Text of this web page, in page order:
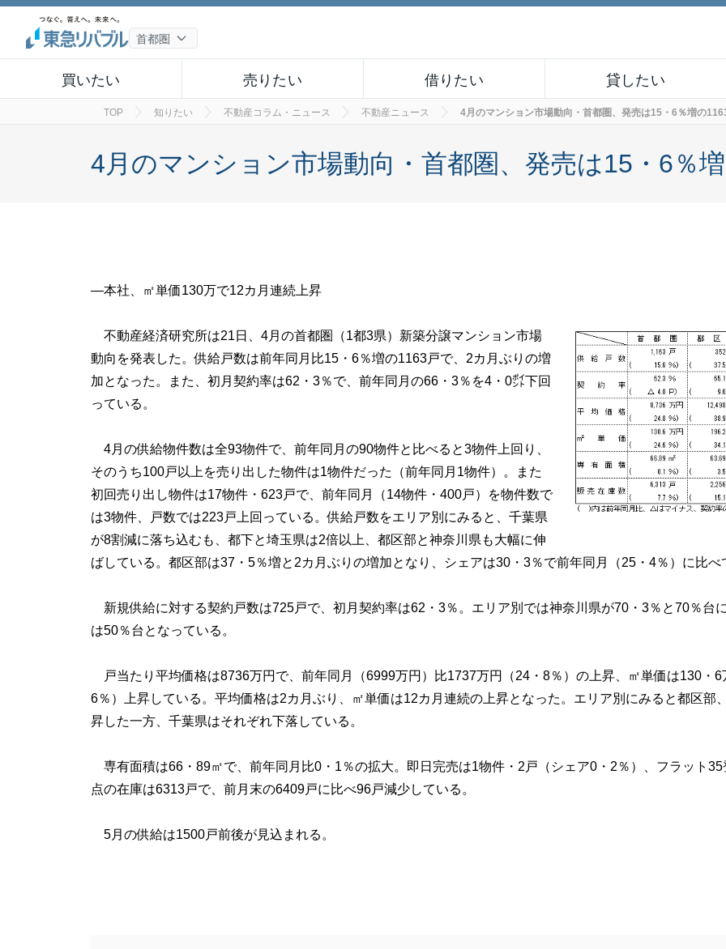
買いたい 売りたい 借りたい 貸したい
TOP 知りたい 不動産コラム・ニュース 不動産ニュース 4月のマンション市場動向・首都圏、発売は15・6％増の
4月のマンション市場動向・首都圏、発売は15・6％
―本社、㎡単価130万で12カ月連続上昇
不動産経済研究所は21日、4月の首都圏（1都3県）新築分譲マンション市場
動向を発表した。供給戸数は前年同月比15・6％増の1163戸で、2カ月ぶりの増
加となった。また、初月契約率は62・3％で、前年同月の66・3％を4・0㌽下回
っている。
4月の供給物件数は全93物件で、前年同月の90物件と比べると3物件上回り、
そのうち100戸以上を売り出した物件は1物件だった（前年同月1物件）。また
初回売り出し物件は17物件・623戸で、前年同月（14物件・400戸）を物件数で
は3物件、戸数では223戸上回っている。供給戸数をエリア別にみると、千葉県
が8割減に落ち込むも、都下と埼玉県は2倍以上、都区部と神奈川県も大幅に伸
ばしている。都区部は37・5％増と2カ月ぶりの増加となり、シェアは30・3％で前年同月（25・4％）に比べ
新規供給に対する契約戸数は725戸で、初月契約率は62・3％。エリア別では神奈川県が70・3％と70％台
は50％台となっている。
戸当たり平均価格は8736万円で、前年同月（6999万円）比1737万円（24・8％）の上昇、㎡単価は130・6
6％）上昇している。平均価格は2カ月ぶり、㎡単価は12カ月連続の上昇となった。エリア別にみると都区部
昇した一方、千葉県はそれぞれ下落している。
専有面積は66・89㎡で、前年同月比0・1％の拡大。即日完売は1物件・2戸（シェア0・2％）、フラット
点の在庫は6313戸で、前月末の6409戸に比べ96戸減少している。
5月の供給は1500戸前後が見込まれる。